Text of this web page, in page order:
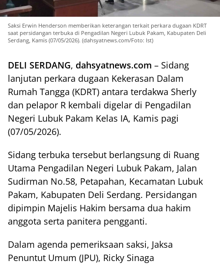
Saksi Erwin Henderson memberikan keterangan terkait perkara dugaan KDRT
saat persidangan terbuka di Pengadilan Negeri Lubuk Pakam, Kabupaten Deli
Serdang, Kamis (07/05/2026). (dahsyatnews.com/Foto: Ist)
DELI SERDANG, dahsyatnews.com – Sidang
lanjutan perkara dugaan Kekerasan Dalam
Rumah Tangga (KDRT) antara terdakwa Sherly
dan pelapor R kembali digelar di Pengadilan
Negeri Lubuk Pakam Kelas IA, Kamis pagi
(07/05/2026).
Sidang terbuka tersebut berlangsung di Ruang
Utama Pengadilan Negeri Lubuk Pakam, Jalan
Sudirman No.58, Petapahan, Kecamatan Lubuk
Pakam, Kabupaten Deli Serdang. Persidangan
dipimpin Majelis Hakim bersama dua hakim
anggota serta panitera pengganti.
Dalam agenda pemeriksaan saksi, Jaksa
Penuntut Umum (JPU), Ricky Sinaga